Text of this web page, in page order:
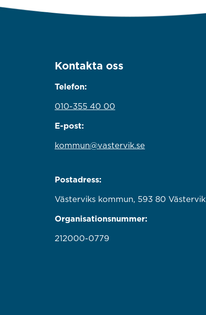
Kontakta oss
Telefon:
010-355 40 00
E-post:
kommun@vastervik.se
Postadress:
Västerviks kommun, 593 80 Västervik
Organisationsnummer:
212000-0779